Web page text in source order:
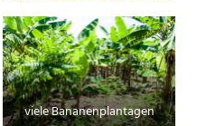
viele Bananenplantagen